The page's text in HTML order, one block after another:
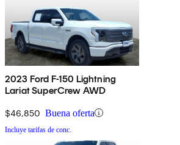
2023 Ford F-150 Lightning
Lariat SuperCrew AWD
$46,850 Buena oferta
Incluye tarifas de conc.